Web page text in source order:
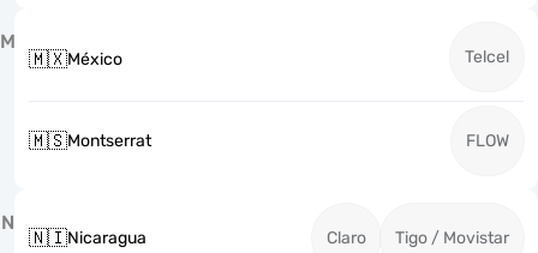
M
🇲🇽México Telcel
🇲🇸Montserrat FLOW
N
🇳🇮Nicaragua Claro Tigo / Movistar